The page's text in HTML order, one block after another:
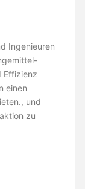
Ingenieuren
Effizienz
einen
und
zu